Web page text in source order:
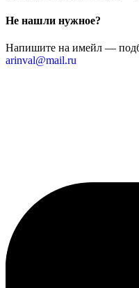
Не нашли нужное?
Напишите на имейл —
arinval@mail.ru